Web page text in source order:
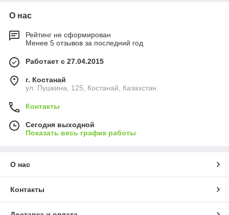
О нас
Рейтинг не сформирован
Менее 5 отзывов за последний год
Работает с 27.04.2015
г. Костанай
ул. Пушкина, 125, Костанай, Казахстан
Контакты
Сегодня выходной
Показать весь график работы
О нас
Контакты